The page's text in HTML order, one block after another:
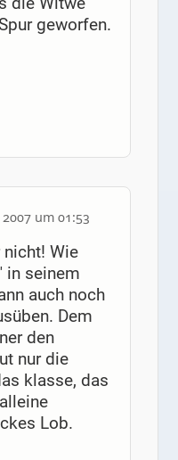
geworfen.
um 01:53
Wie
in seinem
auch noch
Dem
den
nur die
klasse, das
Lob.